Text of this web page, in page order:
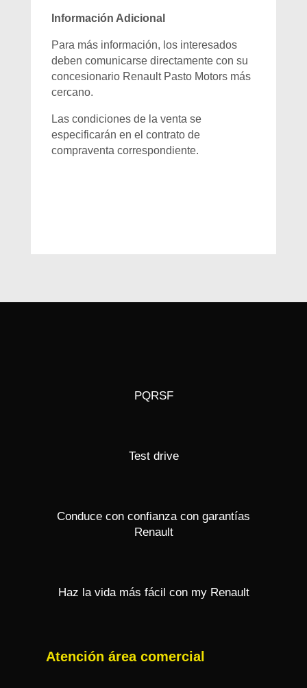
Información Adicional
Para más información, los interesados
deben comunicarse directamente con su
concesionario Renault Pasto Motors más
cercano.
Las condiciones de la venta se
especificarán en el contrato de
compraventa correspondiente.
PQRSF
Test drive
Conduce con confianza con garantías
Renault
Haz la vida más fácil con my Renault
Atención área comercial